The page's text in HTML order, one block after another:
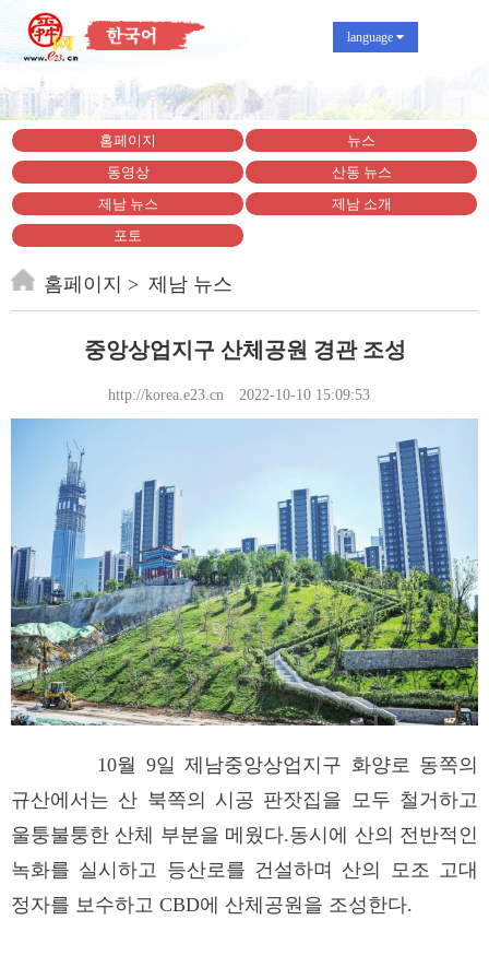
language
홈페이지
뉴스
동영상
산동 뉴스
제남 뉴스
제남 소개
포토
홈페이지 제남 뉴스
중앙상업지구 산체공원 경관 조성
http://korea.e23.cn 2022-10-10 15:09:53
10월 9일 제남중앙상업지구 화양로 동쪽의
규산에서는 산 북쪽의 시공 판잣집을 모두 철거하고
울퉁불퉁한 산체 부분을 메웠다.동시에 산의 전반적인
녹화를 실시하고 등산로를 건설하며 산의 모조 고대
정자를 보수하고 CBD에 산체공원을 조성한다.